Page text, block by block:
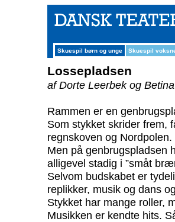
Skuespil børn og unge Skuespil
Lossepladsen
af Dorte Leerbek og
Rammen er en
Som stykket skrider frem,
regnskoven og Nordpolen.
Men på genbrugspladsen
alligevel stadig i ”småt
Selvom budskabet er
replikker, musik og dans
Stykket har mange roller,
Musikken er kendte hits.